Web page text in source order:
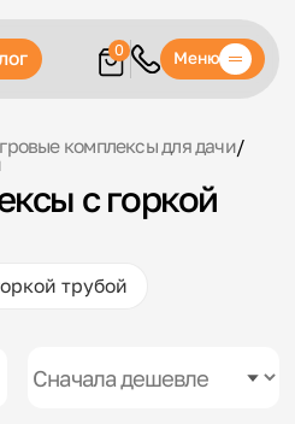
0 Меню
комплексы для дачи/
с горкой
трубой